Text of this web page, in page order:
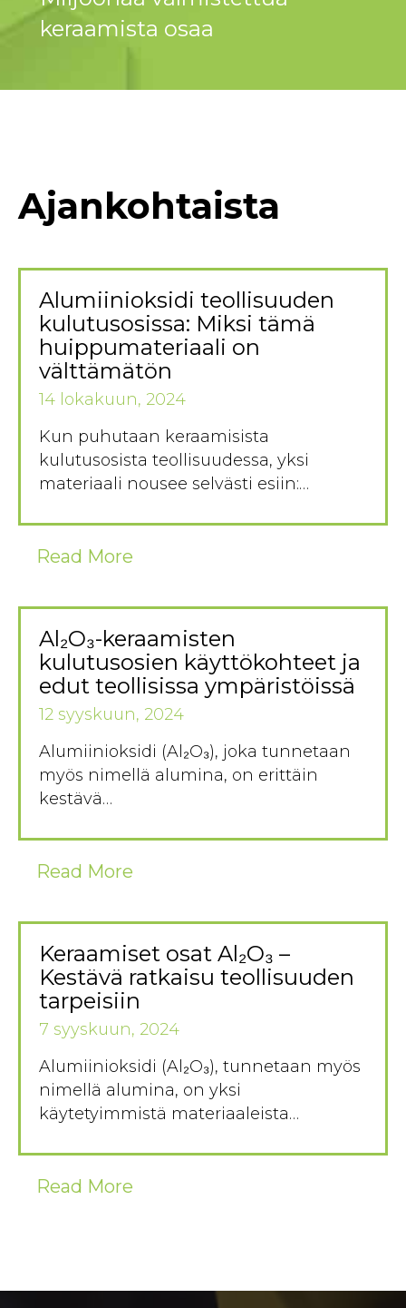
keraamista osaa
Ajankohtaista
Alumiinioksidi teollisuuden
kulutusosissa: Miksi tämä
huippumateriaali on
välttämätön
14 lokakuun, 2024
Kun puhutaan keraamisista
kulutusosista teollisuudessa, yksi
materiaali nousee selvästi esiin:…
Read More
Al₂O₃-keraamisten
kulutusosien käyttökohteet ja
edut teollisissa ympäristöissä
12 syyskuun, 2024
Alumiinioksidi (Al₂O₃), joka tunnetaan
myös nimellä alumina, on erittäin
kestävä…
Read More
Keraamiset osat Al₂O₃ –
Kestävä ratkaisu teollisuuden
tarpeisiin
7 syyskuun, 2024
Alumiinioksidi (Al₂O₃), tunnetaan myös
nimellä alumina, on yksi
käytetyimmistä materiaaleista…
Read More